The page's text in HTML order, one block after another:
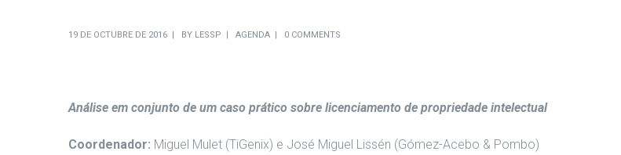
19 DE OCTUBRE DE 2016 BY LESSP AGENDA 0 COMMENTS
Análise em conjunto de um caso prático sobre licenciamento de propriedade intelectual
Coordenador: Miguel Mulet (TiGenix) e José Miguel Lissén (Gómez-Acebo & Pombo)